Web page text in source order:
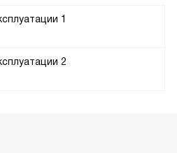
1
2